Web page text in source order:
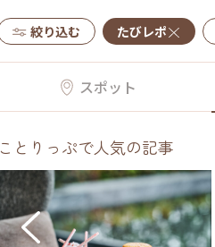
絞り込む たびレポ
スポット
ことりっぷで人気の記事